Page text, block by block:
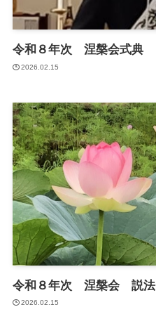
令和８年次 涅槃会式典
2026.02.15
令和８年次 涅槃会 説法
2026.02.15